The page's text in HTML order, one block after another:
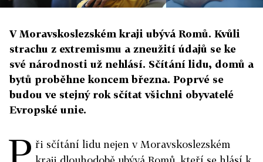
V Moravskoslezském kraji ubývá Romů. Kvůli
strachu z extremismu a zneužití údajů se ke
své národnosti už nehlásí. Sčítání lidu, domů a
bytů proběhne koncem března. Poprvé se
budou ve stejný rok sčítat všichni obyvatelé
Evropské unie.
P ři sčítání lidu nejen v Moravskoslezském